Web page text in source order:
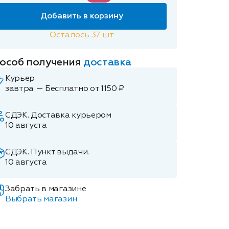
Добавить в корзину
Осталось 37 шт
получения доставка
Курьер
завтра — Бесплатно от 1150 ₽
СДЭК. Доставка курьером
10 августа
СДЭК. Пункт выдачи.
10 августа
Забрать в магазине
Выбрать магазин